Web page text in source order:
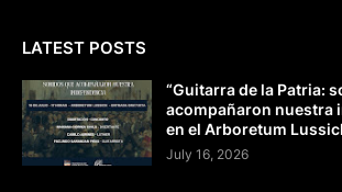
LATEST POSTS
“Guitarra de la Patria:
acompañaron nuestra
en el Arboretum
July 16, 2026